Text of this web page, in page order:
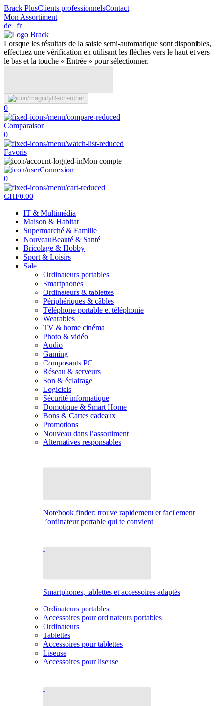
Brack PlusClients professionnelsContact
Mon Assortiment
de | fr
Lorsque les résultats de la saisie semi-automatique sont disponibles,
effectuez une vérification en utilisant les flèches vers le haut et vers
le bas et la touche « Entrée » pour sélectionner.
Rechercher
0
Comparaison
0
Favoris
Mon compte
Connexion
0
CHF0.00
IT & Multimédia
Maison & Habitat
Supermarché & Famille
NouveauBeauté & Santé
Bricolage & Hobby
Sport & Loisirs
Sale
Ordinateurs portables
Smartphones
Ordinateurs & tablettes
Périphériques & câbles
Téléphone portable et téléphonie
Wearables
TV & home cinéma
Photo & vidéo
Audio
Gaming
Composants PC
Réseau & serveurs
Son & éclairage
Logiciels
Sécurité informatique
Domotique & Smart Home
Bons & Cartes cadeaux
Promotions
Nouveau dans l’assortiment
Alternatives responsables
Notebook finder: trouve rapidement et facilement
l’ordinateur portable qui te convient
Smartphones, tablettes et accessoires adaptés
Ordinateurs portables
Accessoires pour ordinateurs portables
Ordinateurs
Tablettes
Accessoires pour tablettes
Liseuse
Accessoires pour liseuse